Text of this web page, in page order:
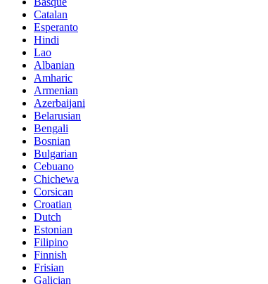
Catalan
Esperanto
Hindi
Lao
Albanian
Amharic
Armenian
Azerbaijani
Belarusian
Bengali
Bosnian
Bulgarian
Cebuano
Chichewa
Corsican
Croatian
Dutch
Estonian
Filipino
Finnish
Frisian
Galician